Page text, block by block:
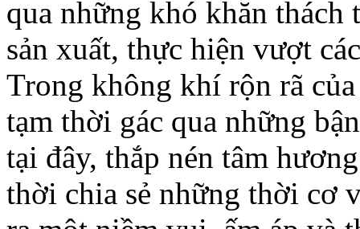
qua những khó khăn
sản xuất, thực hiện vượt
Trong không khí rộn rã
tạm thời gác qua những
tại đây, thắp nén tâm
thời chia sẻ những thời cơ